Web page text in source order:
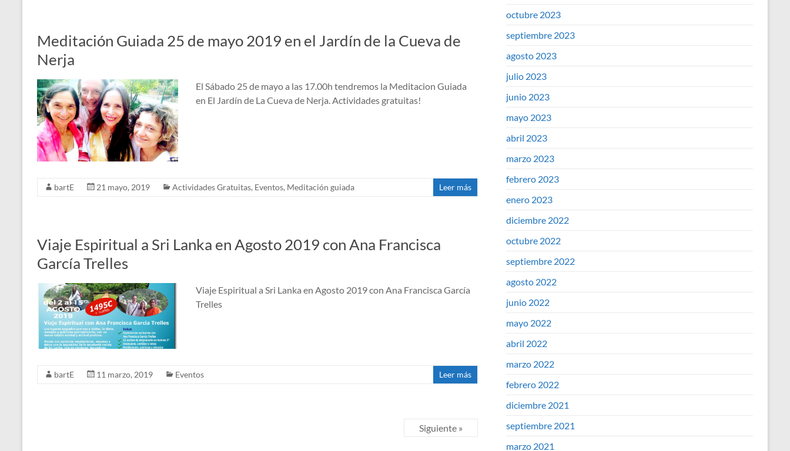
Meditación Guiada 25 de mayo 2019 en el Jardín de la Cueva de
Nerja
El Sábado 25 de mayo a las 17.00h tendremos la Meditacion Guiada
en El Jardín de La Cueva de Nerja. Actividades gratuitas!
bartE 21 mayo, 2019 Actividades Gratuitas, Eventos, Meditación guiada Leer más
Viaje Espiritual a Sri Lanka en Agosto 2019 con Ana Francisca
García Trelles
Viaje Espiritual a Sri Lanka en Agosto 2019 con Ana Francisca García
Trelles
bartE 11 marzo, 2019 Eventos Leer más
Siguiente »
octubre 2023
septiembre 2023
agosto 2023
julio 2023
junio 2023
mayo 2023
abril 2023
marzo 2023
febrero 2023
enero 2023
diciembre 2022
octubre 2022
septiembre 2022
agosto 2022
junio 2022
mayo 2022
abril 2022
marzo 2022
febrero 2022
diciembre 2021
septiembre 2021
marzo 2021